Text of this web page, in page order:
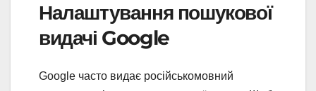
Налаштування пошукової
видачі Google
Google часто видає російськомовний